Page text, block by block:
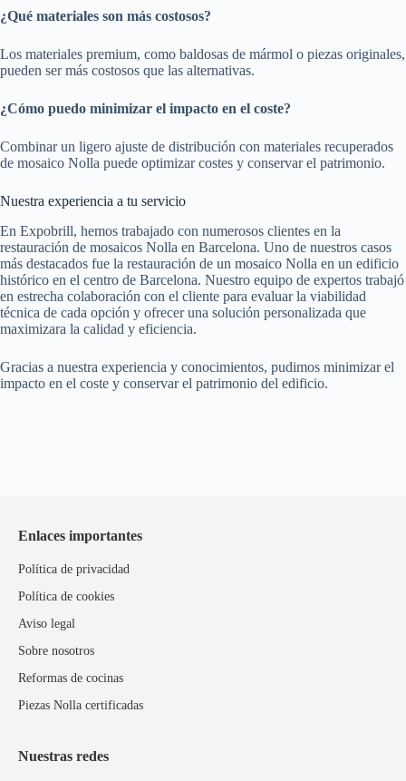
¿Qué materiales son más costosos?
Los materiales premium, como baldosas de mármol o piezas originales,
pueden ser más costosos que las alternativas.
¿Cómo puedo minimizar el impacto en el coste?
Combinar un ligero ajuste de distribución con materiales recuperados
de mosaico Nolla puede optimizar costes y conservar el patrimonio.
Nuestra experiencia a tu servicio
En Expobrill, hemos trabajado con numerosos clientes en la
restauración de mosaicos Nolla en Barcelona. Uno de nuestros casos
más destacados fue la restauración de un mosaico Nolla en un edificio
histórico en el centro de Barcelona. Nuestro equipo de expertos trabajó
en estrecha colaboración con el cliente para evaluar la viabilidad
técnica de cada opción y ofrecer una solución personalizada que
maximizara la calidad y eficiencia.
Gracias a nuestra experiencia y conocimientos, pudimos minimizar el
impacto en el coste y conservar el patrimonio del edificio.
Enlaces importantes
Política de privacidad
Política de cookies
Aviso legal
Sobre nosotros
Reformas de cocinas
Piezas Nolla certificadas
Nuestras redes